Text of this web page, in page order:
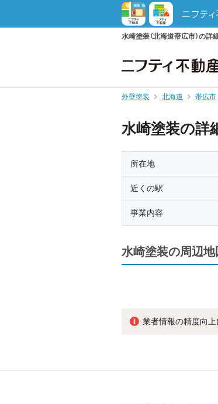
水崎塗装（北海道帯広市）の詳
外壁塗装 北海道 帯広市
水崎塗装の詳
所在地
近くの駅
事業内容
水崎塗装の周辺地
業者情報の精度向